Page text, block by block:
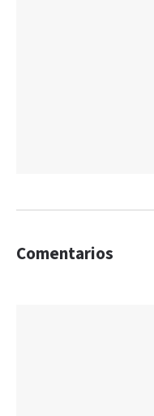
Comentarios